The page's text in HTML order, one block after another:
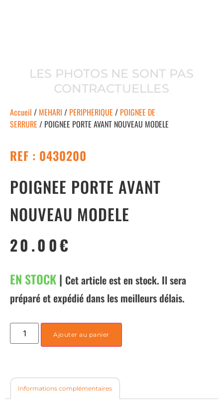
LES PHOTOS NE SONT PAS
CONTRACTUELLES
Accueil / MEHARI / PERIPHERIQUE / POIGNEE DE
SERRURE / POIGNEE PORTE AVANT NOUVEAU MODELE
REF : 0430200
POIGNEE PORTE AVANT
NOUVEAU MODELE
20.00€
EN STOCK| Cet article est en stock. Il sera
préparé et expédié dans les meilleurs délais.
Ajouter au panier
Informations complémentaires